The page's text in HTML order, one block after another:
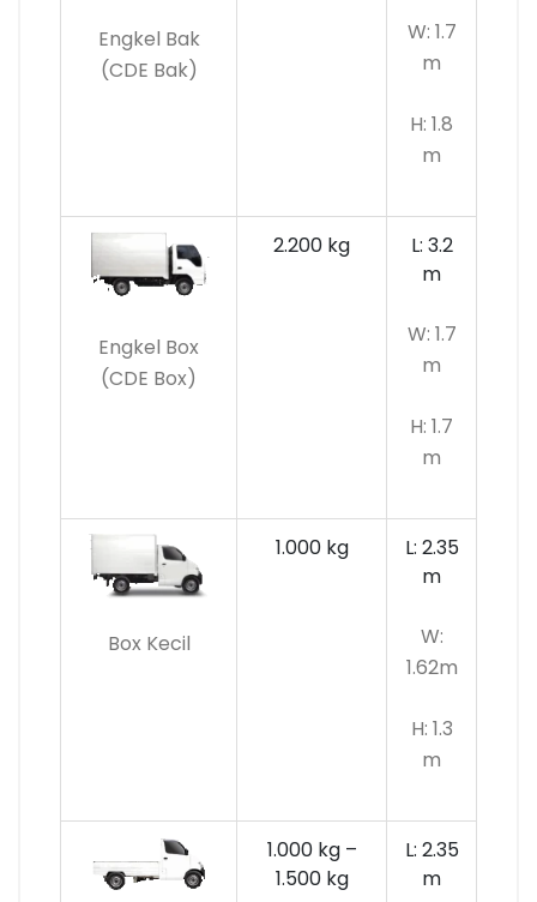
Engkel Bak
(CDE Bak)
W: 1.7
m
H: 1.8
m
Engkel Box
(CDE Box)
2.200 kg
L: 3.2
m
W: 1.7
m
H: 1.7
m
Box Kecil
1.000 kg
L: 2.35
m
W:
1.62m
H: 1.3
m
1.000 kg –
1.500 kg
L: 2.35
m